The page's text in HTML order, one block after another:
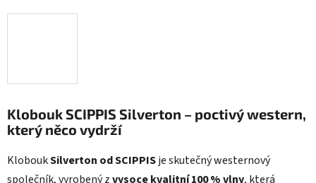
Klobouk SCIPPIS Silverton – poctivý western,
který něco vydrží
KloboukSilverton od SCIPPISje skutečný westernový
společník, vyrobený zvysoce kvalitní 100 % vlny, která